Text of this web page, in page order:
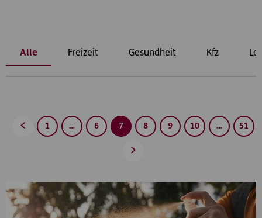
Alle Freizeit Gesundheit Kfz
Zurück1 … 6 7 8 9 10 … 51
Vorwärts